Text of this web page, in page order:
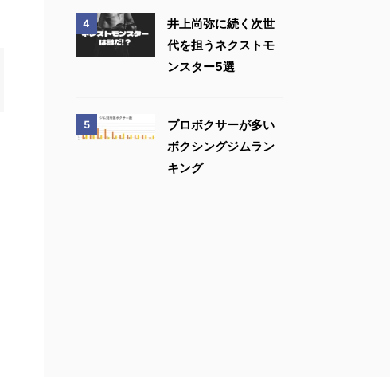
4
井上尚弥に続く次世
代を担うネクストモ
ンスター5選
5
プロボクサーが多い
ボクシングジムラン
キング